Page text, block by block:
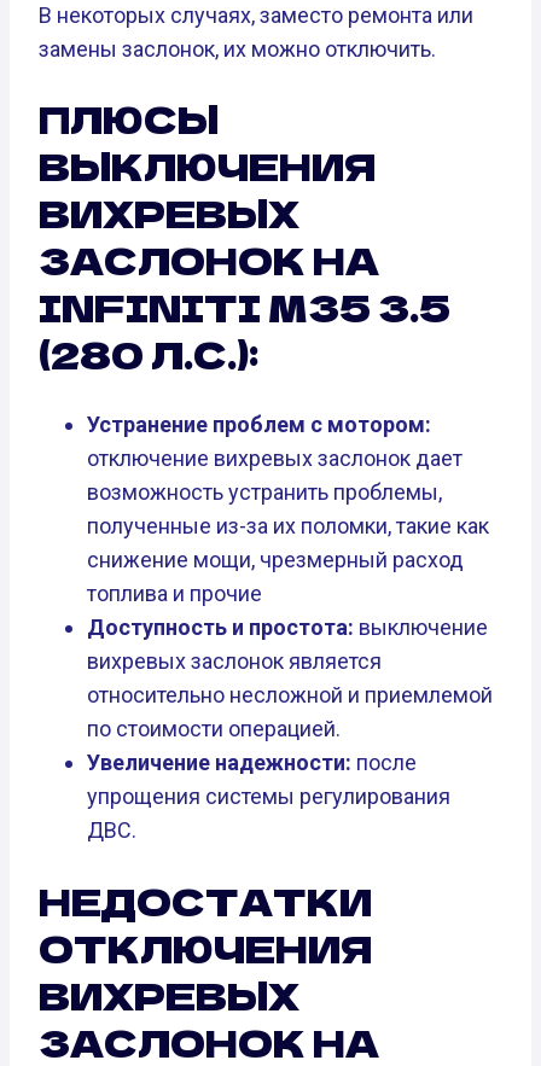
В некоторых случаях, заместо ремонта или
замены заслонок, их можно отключить.
ПЛЮСЫ
ВЫКЛЮЧЕНИЯ
ВИХРЕВЫХ
ЗАСЛОНОК НА
INFINITI M35 3.5
(280 Л.С.):
Устранение проблем с мотором:
отключение вихревых заслонок дает
возможность устранить проблемы,
полученные из-за их поломки, такие как
снижение мощи, чрезмерный расход
топлива и прочие
Доступность и простота: выключение
вихревых заслонок является
относительно несложной и приемлемой
по стоимости операцией.
Увеличение надежности: после
упрощения системы регулирования
ДВС.
НЕДОСТАТКИ
ОТКЛЮЧЕНИЯ
ВИХРЕВЫХ
ЗАСЛОНОК НА